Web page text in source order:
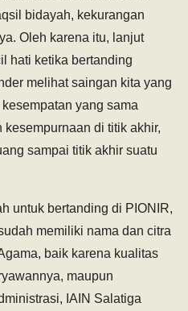
bidayah, kekurangan
Oleh karena itu, lanjut
hati ketika bertanding
melihat saingan kita yang
yang sama
di titik akhir,
sampai titik akhir suatu
untuk bertanding di PIONIR,
memiliki nama dan citra
baik karena kualitas
maupun
IAIN Salatiga